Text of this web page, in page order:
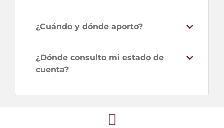
¿Cuándo y dónde aporto?
¿Dónde consulto mi estado de
cuenta?